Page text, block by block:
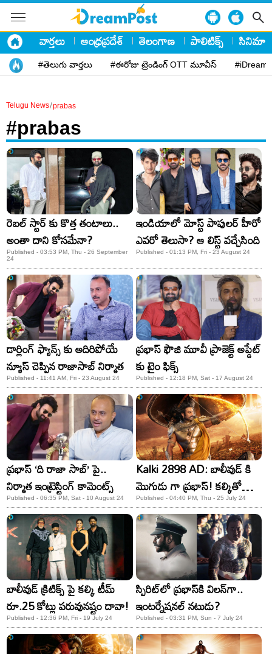
వార్తలు ఆంధ్రప్రదేశ్ తెలంగాణ పాలిటిక్స్ సినిమా
#తెలుగు వార్తలు #ఈరోజు ట్రెండింగ్ OTT మూవీస్
Telugu News/prabas
#prabas
రెబల్ స్టార్ కు కొత్త తంటాలు..
అంతా దాని కోసమేనా?
Published - 03:53 PM, Thu - 26 September
24
ఇండియాలో మోస్ట్ పాపులర్ హీరో
ఎవరో తెలుసా? ఆ లిస్ట్ వచ్చేసింది
Published - 01:13 PM, Fri - 23 August 24
డార్లింగ్ ఫ్యాన్స్ కు అదిరిపోయే
న్యూస్‌ చెప్పిన రాజాసాబ్‌ నిర్మాత
Published - 11:41 AM, Fri - 23 August 24
ప్రభాస్ ఫౌజి మూవీ ప్రాజెక్ట్ అప్డేట్
కు టైం ఫిక్స్
Published - 12:18 PM, Sat - 17 August 24
ప్రభాస్ ‘ది రాజా సాబ్’ పై..
నిర్మాత ఇంట్రెస్టింగ్ కామెంట్స్
Published - 06:35 PM, Sat - 10 August 24
Kalki 2898 AD: బాలీవుడ్ కి
మొగుడు గా ప్రభాస్! కల్కితో
మరో రికార్డు కొట్టేశాడు!
Published - 04:40 PM, Thu - 25 July 24
బాలీవుడ్ క్రిటిక్స్ పై కల్కి టీమ్
రూ.25 కోట్లు పరువునష్టం దావా!
Published - 12:36 PM, Fri - 19 July 24
స్పిరిట్‌లో ప్రభాస్‌కి విలన్‌గా..
ఇంటర్నేషనల్‌ నటుడు?
Published - 03:31 PM, Sun - 7 July 24